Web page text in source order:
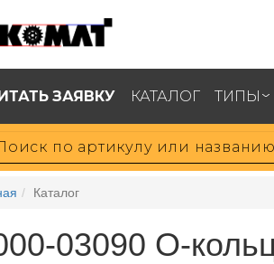
ЗАЯВКУ КАТАЛОГ ТИПЫ
Каталог
03090 О-